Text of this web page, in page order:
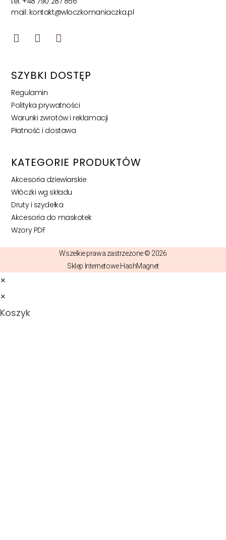
mail: kontakt@wloczkomaniaczka.pl
SZYBKI DOSTĘP
Regulamin
Polityka prywatności
Warunki zwrotów i reklamacji
Płatność i dostawa
KATEGORIE PRODUKTÓW
Akcesoria dziewiarskie
Włóczki wg składu
Druty i szydełka
Akcesoria do maskotek
Wzory PDF
Wszelkie prawa zastrzeżone © 2026
Sklep Internetowe HashMagnet
×
×
Koszyk